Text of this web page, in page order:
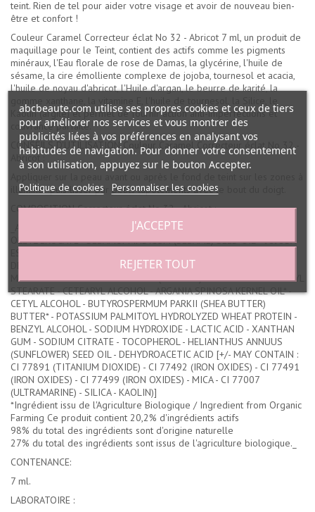
teint. Rien de tel pour aider votre visage et avoir de nouveau bien-
être et confort !
Couleur Caramel Correcteur éclat No 32 - Abricot 7 ml, un produit de
maquillage pour le Teint, contient des actifs comme les pigments
minéraux, l'Eau florale de rose de Damas, la glycérine, l'huile de
sésame, la cire émolliente complexe de jojoba, tournesol et acacia,
l'huile de noyau d'abricot, l'Huile d'argan, le beurre de karité, la
Kaolin (argile) et permet de fournir action anti-imperfections et
couvrance parfaite.
CONSEILS D'UTILISATION Couleur Caramel Correcteur éclat No 32 -
Abricot :
illuminer puis lisser par petits tapotements avec le bout du doigt.
COMPOSITION Correcteur éclat No 32 - Abricot :
_AQUA (WATER) - ROSA DAMASCENA FLOWER WATER* - GLYCERIN -
OLEYL ERUCATE - SESAMUM INDICUM (SESAME) SEED OIL* - JOJOBA
DECURRENS FLOWER WAX/POLYGLYCERIN-3 - OCTYLDODECYL
MYRISTATE - PRUNUS ARMENIACA (APRICOT) KERNEL OIL* - GLYCERYL
STEARATE - CETEARYL ALCOHOL - ARGANIA SPINOSA KERNEL OIL* -
CETYL ALCOHOL - BUTYROSPERMUM PARKII (SHEA BUTTER)
BUTTER* - POTASSIUM PALMITOYL HYDROLYZED WHEAT PROTEIN -
BENZYL ALCOHOL - SODIUM HYDROXIDE - LACTIC ACID - XANTHAN
GUM - SODIUM CITRATE - TOCOPHEROL - HELIANTHUS ANNUUS
(SUNFLOWER) SEED OIL - DEHYDROACETIC ACID [+/- MAY CONTAIN :
CI 77891 (TITANIUM DIOXIDE) - CI 77492 (IRON OXIDES) - CI 77491
(IRON OXIDES) - CI 77499 (IRON OXIDES) - MICA - CI 77007
(ULTRAMARINE) - SILICA - KAOLIN)]
*Ingrédient issu de l'Agriculture Biologique / Ingredient from Organic
Farming Ce produit contient 20,2% d'ingrédients actifs
98% du total des ingrédients sont d'origine naturelle
27% du total des ingrédients sont issus de l'agriculture biologique._
CONTENANCE:
7 ml.
LABORATOIRE :
abcbeaute.com utilise ses propres cookies et ceux de tiers
pour améliorer nos services et vous montrer des
publicités liées à vos préférences en analysant vos
habitudes de navigation. Pour donner votre consentement
à son utilisation, appuyez sur le bouton Accepter.
Politique de cookies Personnaliser les cookies
REJETER TOUT
J'ACCEPTE